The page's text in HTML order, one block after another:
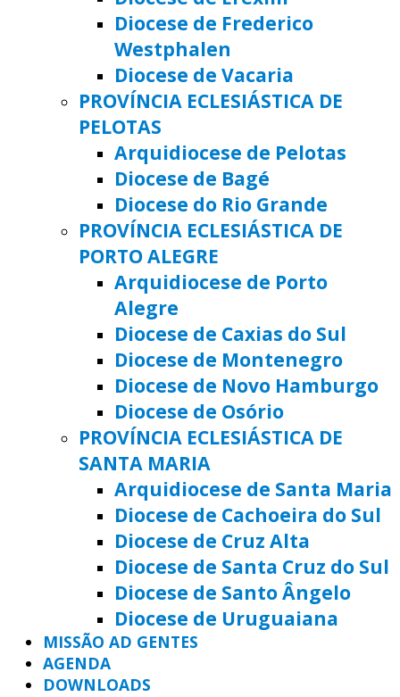
Diocese de Frederico
Westphalen
Diocese de Vacaria
PROVÍNCIA ECLESIÁSTICA DE
PELOTAS
Arquidiocese de Pelotas
Diocese de Bagé
Diocese do Rio Grande
PROVÍNCIA ECLESIÁSTICA DE
PORTO ALEGRE
Arquidiocese de Porto
Alegre
Diocese de Caxias do Sul
Diocese de Montenegro
Diocese de Novo Hamburgo
Diocese de Osório
PROVÍNCIA ECLESIÁSTICA DE
SANTA MARIA
Arquidiocese de Santa Maria
Diocese de Cachoeira do Sul
Diocese de Cruz Alta
Diocese de Santa Cruz do Sul
Diocese de Santo Ângelo
Diocese de Uruguaiana
MISSÃO AD GENTES
AGENDA
DOWNLOADS